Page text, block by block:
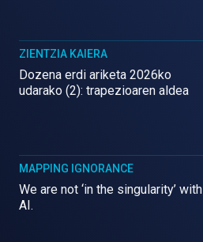
ZIENTZIA KAIERA
Dozena erdi ariketa 2026ko
udarako (2): trapezioaren aldea
MAPPING IGNORANCE
We are not ‘in the singularity’ with
AI.